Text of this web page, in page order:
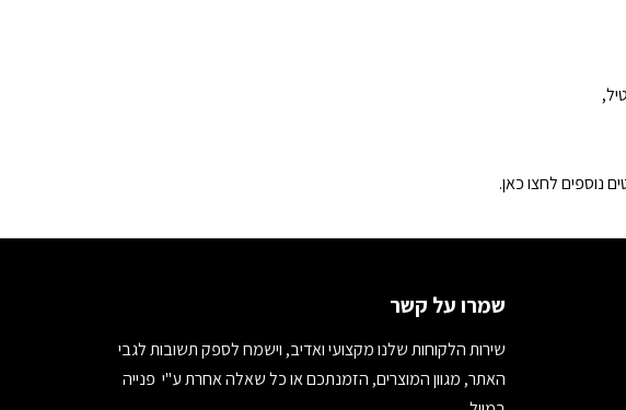
נוספים לחצוכאן.
שמרו על קשר
שירות הלקוחות שלנו מקצועי ואדיב, וישמח לספק תשובות לגבי
האתר, מגוון המוצרים, הזמנתכם או כל שאלה אחרת ע"י פנייה